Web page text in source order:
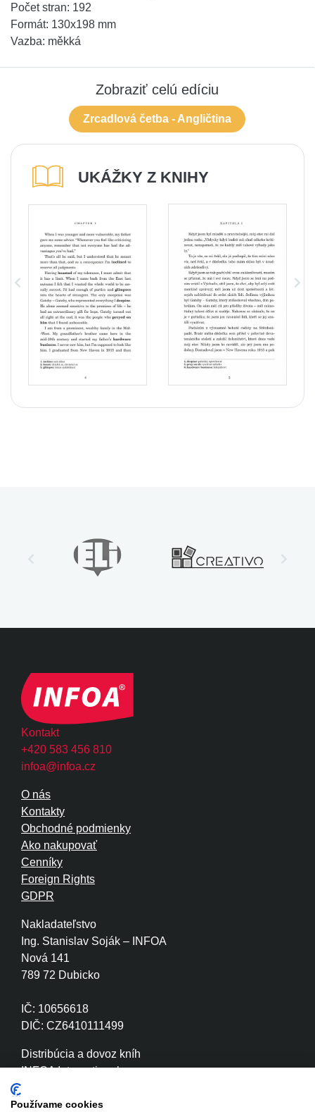
Počet stran: 192
Formát: 130x198 mm
Vazba: měkká
Zobraziť celú edíciu
Zrcadlová četba - Angličtina
UKÁŽKY Z KNIHY
Kontakt
+420 583 456 810
infoa@infoa.cz
Nakladateľstvo
Ing. Stanislav Soják – INFOA
Nová 141
789 72 Dubicko
IČ: 10656618
DIČ: CZ6410111499
Distribúcia a dovoz kníh
INFOA International s.r.o.
789 72 Dubicko
O nás
Kontakty
Obchodné podmienky
Ako nakupovať
Cenníky
Foreign Rights
GDPR
Používame cookies